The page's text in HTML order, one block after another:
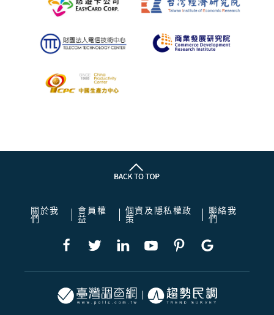
關於我
們
會員權
益
個資及隱私權政
策
聯絡我
們